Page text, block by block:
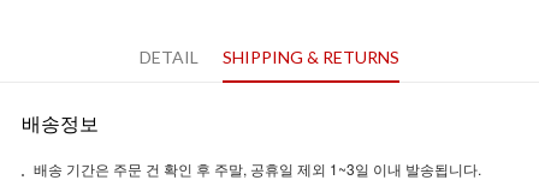
DETAIL SHIPPING & RETURNS
배송정보
배송 기간은 주문 건 확인 후 주말, 공휴일 제외 1~3일 이내 발송됩니다.